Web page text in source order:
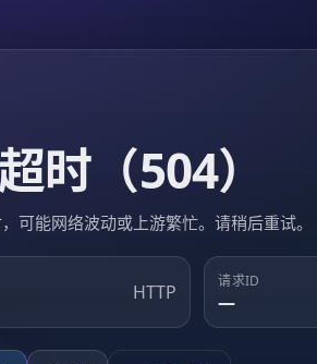
时（504）
可能网络波动或上游繁忙。请稍后重试。
HTTP 请求ID
—